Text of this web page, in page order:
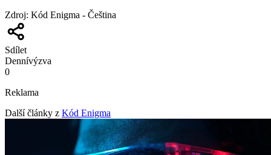
Zdroj: Kód Enigma - Čeština
Sdílet
Dennívýzva
0
Reklama
Další články z Kód Enigma